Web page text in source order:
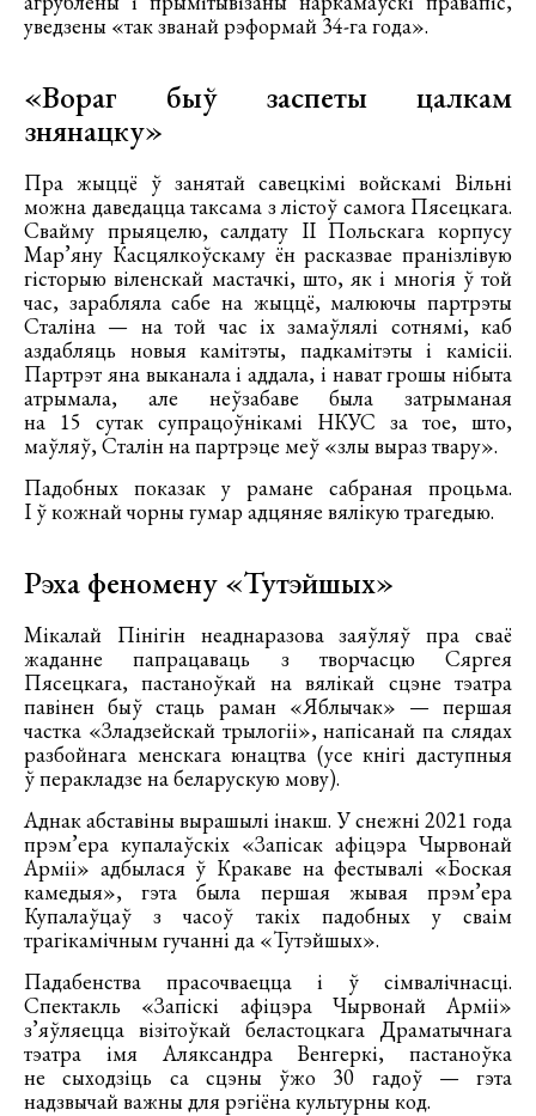
уведзены «так званай рэформай 34-га года».
«Вораг быў заспеты цалкам
знянацку»
Пра жыццё ў занятай савецкімі войскамі Вільні
можна даведацца таксама з лістоў самога Пясецкага.
Свайму прыяцелю, салдату ІІ Польскага корпусу
Мар’яну Касцялкоўскаму ён расказвае пранізлівую
гісторыю віленскай мастачкі, што, як і многія ў той
час, зарабляла сабе на жыццё, малюючы партрэты
Сталіна — на той час іх замаўлялі сотнямі, каб
аздабляць новыя камітэты, падкамітэты і камісіі.
Партрэт яна выканала і аддала, і нават грошы нібыта
атрымала, але неўзабаве была затрыманая
на 15 сутак супрацоўнікамі НКУС за тое, што,
маўляў, Сталін на партрэце меў «злы выраз твару».
Падобных показак у рамане сабраная процьма.
І ў кожнай чорны гумар адцяняе вялікую трагедыю.
Рэха феномену «Тутэйшых»
Мікалай Пінігін неаднаразова заяўляў пра сваё
жаданне папрацаваць з творчасцю Сяргея
Пясецкага, пастаноўкай на вялікай сцэне тэатра
павінен быў стаць раман «Яблычак» — першая
частка «Зладзейскай трылогіі», напісанай па слядах
разбойнага менскага юнацтва (усе кнігі даступныя
ў перакладзе на беларускую мову).
Аднак абставіны вырашылі інакш. У снежні 2021 года
прэм’ера купалаўскіх «Запісак афіцэра Чырвонай
Арміі» адбылася ў Кракаве на фестывалі «Боская
камедыя», гэта была першая жывая прэм’ера
Купалаўцаў з часоў такіх падобных у сваім
трагікамічным гучанні да «Тутэйшых».
Падабенства прасочваецца і ў сімвалічнасці.
Спектакль «Запіскі афіцэра Чырвонай Арміі»
з’яўляецца візітоўкай беластоцкага Драматычнага
тэатра імя Аляксандра Венгеркі, пастаноўка
не сыходзіць са сцэны ўжо 30 гадоў — гэта
надзвычай важны для рэгіёна культурны код.